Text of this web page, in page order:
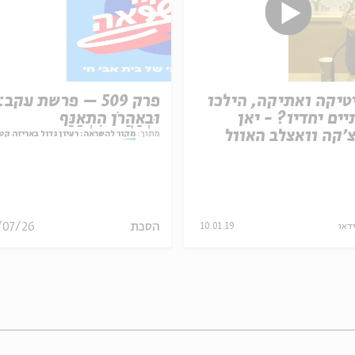
פרק 509 – פרשת עקב:
וּבְאַהֲרֹן הִתְאַנַּף
מתוך: מקור להשראה: רעיון גדול באריזה
הסכת 26
ואתיקה, הילכו
יחדיו? - יאן
וואצלב האוול
10.01.19